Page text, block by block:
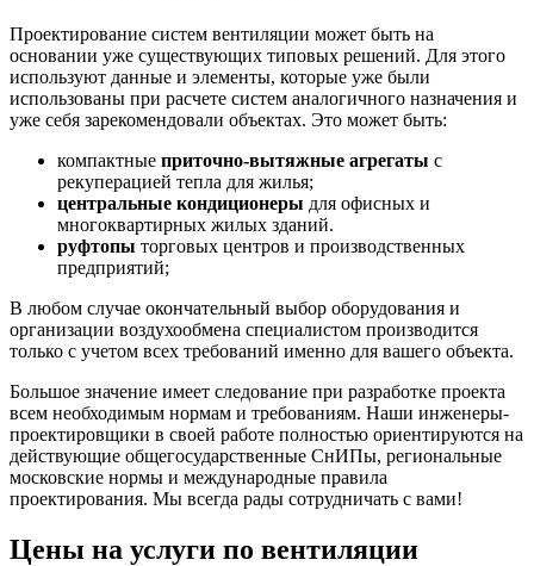
Проектирование систем вентиляции может быть на
основании уже существующих типовых решений. Для этого
используют данные и элементы, которые уже были
использованы при расчете систем аналогичного назначения и
уже себя зарекомендовали объектах. Это может быть:
компактные приточно-вытяжные агрегаты с
рекуперацией тепла для жилья;
центральные кондиционеры для офисных и
многоквартирных жилых зданий.
руфтопы торговых центров и производственных
предприятий;
В любом случае окончательный выбор оборудования и
организации воздухообмена специалистом производится
только с учетом всех требований именно для вашего объекта.
Большое значение имеет следование при разработке проекта
всем необходимым нормам и требованиям. Наши инженеры-
проектировщики в своей работе полностью ориентируются на
действующие общегосударственные СнИПы, региональные
московские нормы и международные правила
проектирования. Мы всегда рады сотрудничать с вами!
Цены на услуги по вентиляции